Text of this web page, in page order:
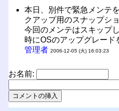
本日、別件で緊急メンテ
クアップ用のスナップシ
今回のメンテはスキップ
時にOSのアップグレード
管理者 2006-12-05 (火) 16:03:23
お名前: